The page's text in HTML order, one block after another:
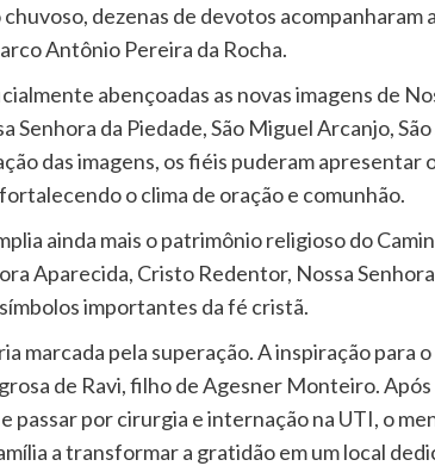
dezenas de devotos acompanharam
Antônio Pereira da Rocha.
abençoadas as novas imagens de
Senhora da Piedade, São Miguel Arcanjo,
das imagens, os fiéis puderam apresentar
o clima de oração e comunhão.
ainda mais o patrimônio religioso do
Aparecida, Cristo Redentor, Nossa
importantes da fé cristã.
marcada pela superação. A inspiração para
de Ravi, filho de Agesner Monteiro.
por cirurgia e internação na UTI, o
a transformar a gratidão em um local